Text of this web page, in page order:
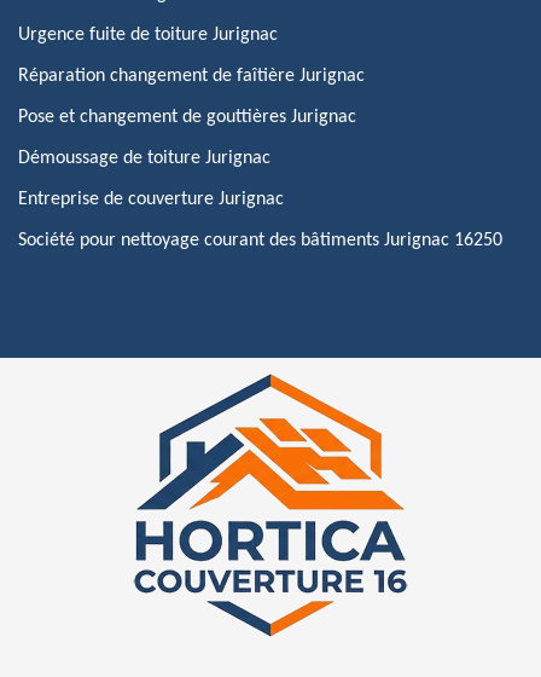
Urgence fuite de toiture Jurignac
Réparation changement de faîtière Jurignac
Pose et changement de gouttières Jurignac
Démoussage de toiture Jurignac
Entreprise de couverture Jurignac
Société pour nettoyage courant des bâtiments Jurignac 16250